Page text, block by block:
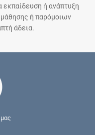
εκπαίδευση ή ανάπτυξη
ή παρόμοιων
άδεια.